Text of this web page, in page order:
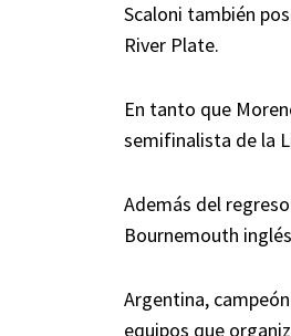
Scaloni también
River Plate.
En tanto que
semifinalista de la
Además del
Bournemouth
Argentina,
equipos que